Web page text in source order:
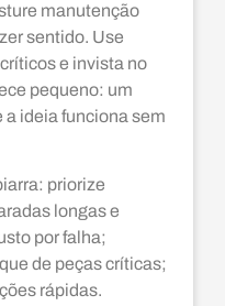
manutenção
sentido. Use
e invista no
pequeno: um
a ideia funciona sem
priorize
longas e
por falha;
de peças críticas;
rápidas.